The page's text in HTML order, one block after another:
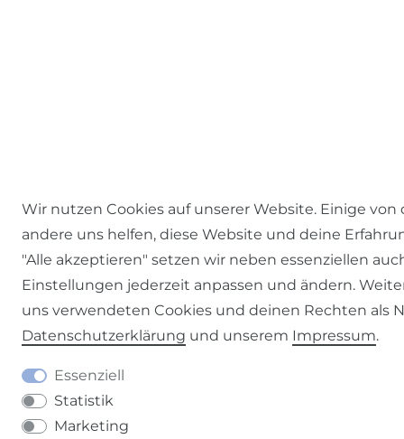
Wir nutzen Cookies auf unserer Website. Einige von
andere uns helfen, diese Website und deine
"Alle akzeptieren" setzen wir neben essenziellen
Einstellungen jederzeit anpassen und ändern.
uns verwendeten Cookies und deinen Rechten als
Daten­schutz­erklärung und unserem Impressum.
Essenziell
Statistik
Marketing